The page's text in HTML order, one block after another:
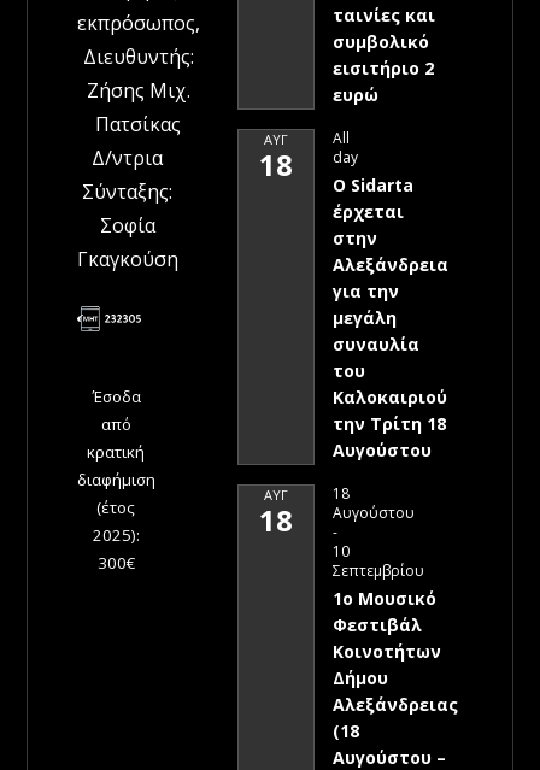
εκπρόσωπος,
Διευθυντής:
Ζήσης Μιχ.
Πατσίκας
Δ/ντρια
Σύνταξης:
Σοφία
Γκαγκούση
Έσοδα
από
κρατική
διαφήμιση
(έτος
2025):
300€
ταινίες και
συμβολικό
εισιτήριο 2
ευρώ
ΑΥΓ
18
All
day
Ο Sidarta
έρχεται
στην
Αλεξάνδρεια
για την
μεγάλη
συναυλία
του
Καλοκαιριού
την Τρίτη 18
Αυγούστου
ΑΥΓ
18
18
Αυγούστου
-
10
Σεπτεμβρίου
1ο Μουσικό
Φεστιβάλ
Κοινοτήτων
Δήμου
Αλεξάνδρειας
(18
Αυγούστου –